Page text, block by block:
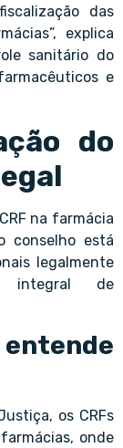
das
explica
sanitário do
e
do
na farmácia
conselho está
legalmente
integral de
os CRFs
onde